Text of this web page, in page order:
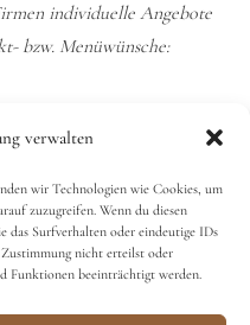
verwalten
wir Technologien wie Cookies, um
zuzugreifen. Wenn du diesen
das Surfverhalten oder eindeutige IDs
nicht erteilst oder
Funktionen beeinträchtigt werden.
individuelle Angebote
bzw. Menüwünsche: